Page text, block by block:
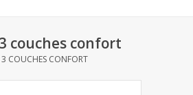
couches confort
3 COUCHES CONFORT